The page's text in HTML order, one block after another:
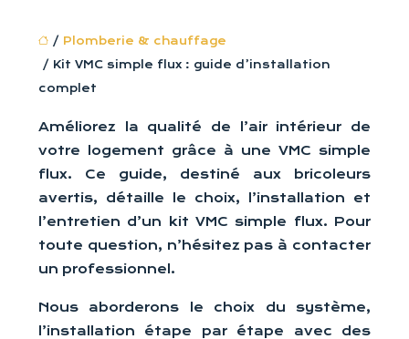
/ Plomberie & chauffage
/ Kit VMC simple flux : guide d’installation
complet
Améliorez la qualité de l’air intérieur de
votre logement grâce à une VMC simple
flux. Ce guide, destiné aux bricoleurs
avertis, détaille le choix, l’installation et
l’entretien d’un kit VMC simple flux. Pour
toute question, n’hésitez pas à contacter
un professionnel.
Nous aborderons le choix du système,
l’installation étape par étape avec des